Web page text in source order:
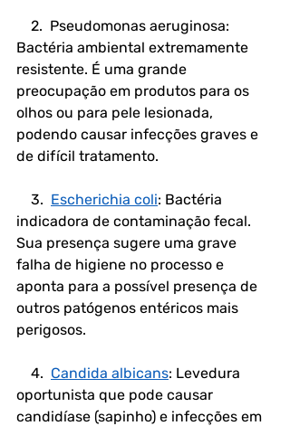
Bactéria ambiental extremamente
resistente. É uma grande
preocupação em produtos para os
olhos ou para pele lesionada,
podendo causar infecções graves e
de difícil tratamento.
    3.
Escherichia coli: Bactéria
indicadora de contaminação fecal.
Sua presença sugere uma grave
falha de higiene no processo e
aponta para a possível presença de
outros patógenos entéricos mais
perigosos.
    4.
Candida albicans: Levedura
oportunista que pode causar
candidíase (sapinho) e infecções em